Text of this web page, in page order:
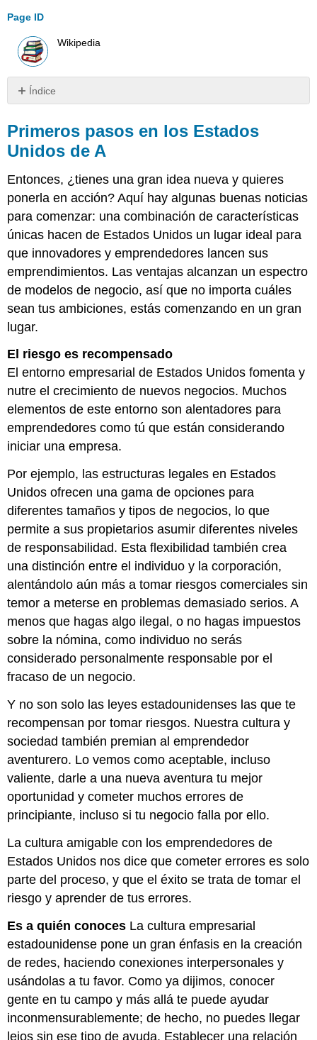
Page ID
Wikipedia
Índice
en
los
Unidos
de
Primeros pasos en los Estados
Unidos de A
Entonces, ¿tienes una gran idea nueva y quieres
ponerla en acción? Aquí hay algunas buenas noticias
para comenzar: una combinación de características
únicas hacen de Estados Unidos un lugar ideal para
que innovadores y emprendedores lancen sus
emprendimientos. Las ventajas alcanzan un espectro
de modelos de negocio, así que no importa cuáles
sean tus ambiciones, estás comenzando en un gran
lugar.
El riesgo es recompensado
El entorno empresarial de Estados Unidos fomenta y
nutre el crecimiento de nuevos negocios. Muchos
elementos de este entorno son alentadores para
emprendedores como tú que están considerando
iniciar una empresa.
Por ejemplo, las estructuras legales en Estados
Unidos ofrecen una gama de opciones para
diferentes tamaños y tipos de negocios, lo que
permite a sus propietarios asumir diferentes niveles
de responsabilidad. Esta flexibilidad también crea
una distinción entre el individuo y la corporación,
alentándolo aún más a tomar riesgos comerciales sin
temor a meterse en problemas demasiado serios. A
menos que hagas algo ilegal, o no hagas impuestos
sobre la nómina, como individuo no serás
considerado personalmente responsable por el
fracaso de un negocio.
Y no son solo las leyes estadounidenses las que te
recompensan por tomar riesgos. Nuestra cultura y
sociedad también premian al emprendedor
aventurero. Lo vemos como aceptable, incluso
valiente, darle a una nueva aventura tu mejor
oportunidad y cometer muchos errores de
principiante, incluso si tu negocio falla por ello.
La cultura amigable con los emprendedores de
Estados Unidos nos dice que cometer errores es solo
parte del proceso, y que el éxito se trata de tomar el
riesgo y aprender de tus errores.
Es a quién conoces La cultura empresarial
estadounidense pone un gran énfasis en la creación
de redes, haciendo conexiones interpersonales y
usándolas a tu favor. Como ya dijimos, conocer
gente en tu campo y más allá te puede ayudar
inconmensurablemente; de hecho, no puedes llegar
lejos sin ese tipo de ayuda. Establecer una relación